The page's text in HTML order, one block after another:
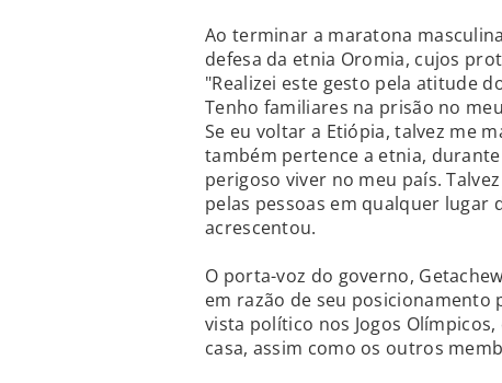
Ao terminar a maratona
defesa da etnia Oromia, cujos
"Realizei este gesto pela atitude
Tenho familiares na prisão no
Se eu voltar a Etiópia, talvez me
também pertence a etnia,
perigoso viver no meu país.
pelas pessoas em qualquer
acrescentou.
O porta-voz do governo,
em razão de seu
vista político nos Jogos
casa, assim como os outros